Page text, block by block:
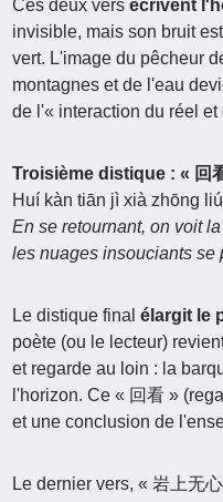
Ces deux vers écrivent
invisible, mais son bruit
vert. L'image du pêcheur
montagnes et de l'eau
de l'« interaction du réel
Troisième distique : « 回
Huí kàn tiān jì xià zhōng
En se retournant, on voit
les nuages insouciants se
Le distique final élargit le
poète (ou le lecteur)
et regarde au loin : la
l'horizon. Ce « 回看 »
et une conclusion de
Le dernier vers, « 岩上无